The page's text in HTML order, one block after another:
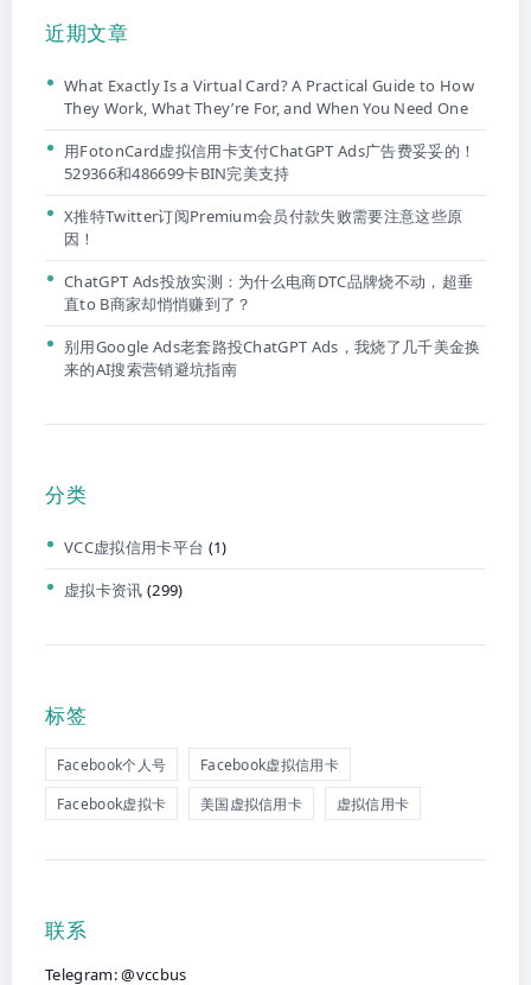
近期文章
What Exactly Is a Virtual Card? A Practical Guide to How
They Work, What They’re For, and When You Need One
用FotonCard虚拟信用卡支付ChatGPT Ads广告费妥妥的！
529366和486699卡BIN完美支持
X推特Twitter订阅Premium会员付款失败需要注意这些原
因！
ChatGPT Ads投放实测：为什么电商DTC品牌烧不动，超垂
直to B商家却悄悄赚到了？
别用Google Ads老套路投ChatGPT Ads，我烧了几千美金换
来的AI搜索营销避坑指南
分类
VCC虚拟信用卡平台 (1)
虚拟卡资讯 (299)
标签
Facebook个人号
Facebook虚拟信用卡
Facebook虚拟卡
美国虚拟信用卡 虚拟信用卡
联系
Telegram: @vccbus